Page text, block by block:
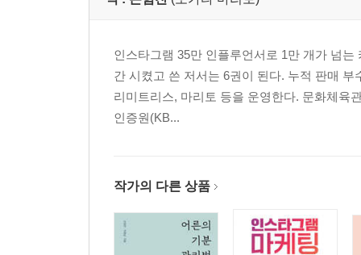
모든 사람에게 배울 건 있다 ·192
비장의 수를 언제 활용할지 결정하라 ·193
바보를 업고 다니지 마라 ·194
더 나은 직책을 원한다면 해외로 나가라 ·195
말과 행동이 완벽한 사람 ·198
쉬운 작업을 어렵게, 어려운 작업을 쉽게 ·200
가장 큰 복수 ·201
인스타그램 35만 인플루언서로 1만 개가 넘
간 시켰고 쓴 저서는 6권이 된다. 누적 판매
리미트리스, 마리토 등을 운영한다. 문화체육
인증원(KB...
작가의 다른 상품